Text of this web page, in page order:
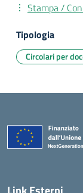
Stampa /
Tipologia
Circolari per